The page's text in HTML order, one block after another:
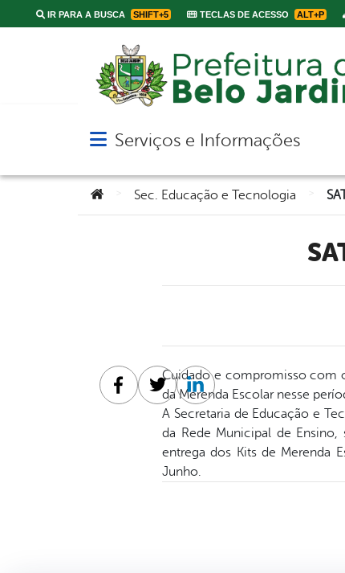
IR PARA A BUSCA SHIFT+5 TECLAS DE ACESSO ALT+P
Abrir menu principal de navegação
Serviços e Informações
Você está aqui:Sec. Educação e Tecnologia
Cuidado e compromisso com
da Merenda Escolar nesse
A Secretaria de Educação e
da Rede Municipal de
entrega dos Kits de Merenda
Junho.
Facebook
TwitterLinkedin